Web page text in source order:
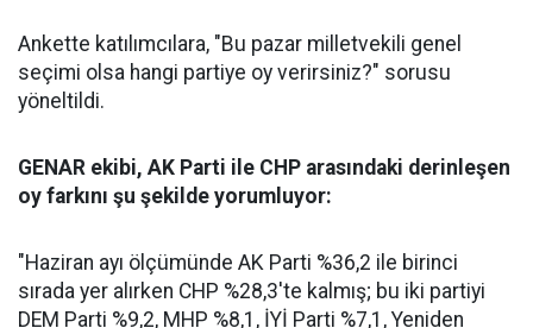
Ankette katılımcılara, "Bu pazar milletvekili genel
seçimi olsa hangi partiye oy verirsiniz?" sorusu
yöneltildi.
GENAR ekibi, AK Parti ile CHP arasındaki derinleşen
oy farkını şu şekilde yorumluyor:
"Haziran ayı ölçümünde AK Parti %36,2 ile birinci
sırada yer alırken CHP %28,3'te kalmış; bu iki partiyi
DEM Parti %9,2, MHP %8,1, İYİ Parti %7,1, Yeniden